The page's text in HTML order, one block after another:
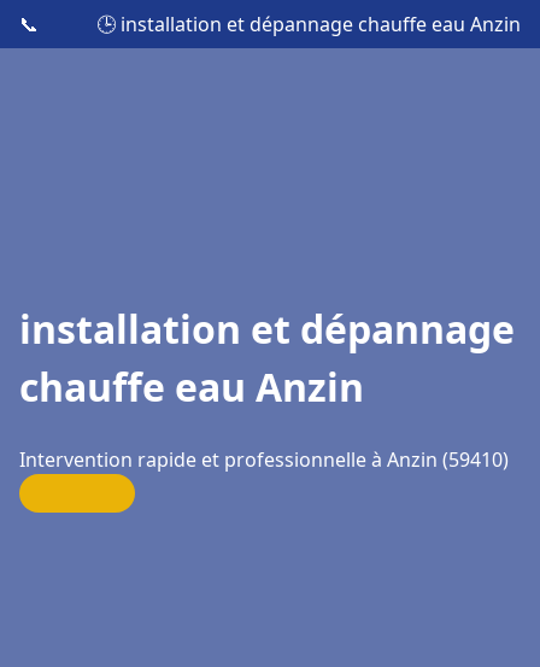
📞 🕒 installation et dépannage chauffe eau Anzin
installation et dépannage
chauffe eau Anzin
Intervention rapide et professionnelle à Anzin (59410)